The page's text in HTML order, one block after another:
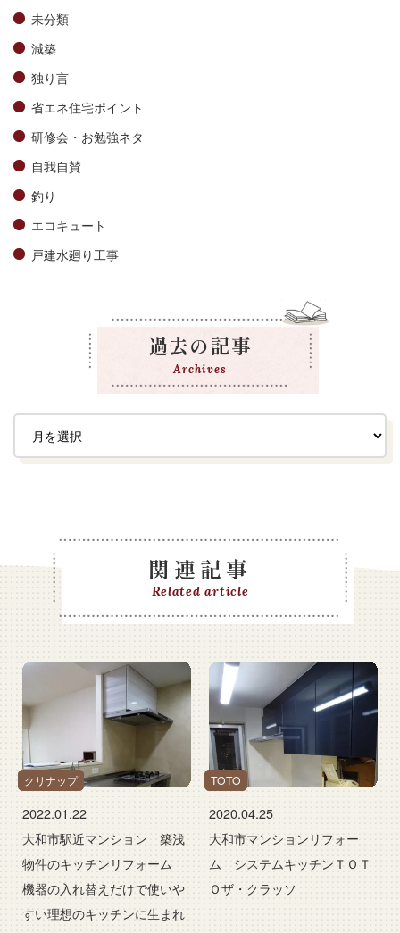
未分類
減築
独り言
省エネ住宅ポイント
研修会・お勉強ネタ
自我自賛
釣り
エコキュート
戸建水廻り工事
過去の記事
Archives
関連記事
Related article
クリナップ
2022.01.22
大和市駅近マンション 築浅
物件のキッチンリフォーム
機器の入れ替えだけで使いや
すい理想のキッチンに生まれ
TOTO
2020.04.25
大和市マンションリフォー
ム システムキッチンＴＯＴ
Ｏザ・クラッソ